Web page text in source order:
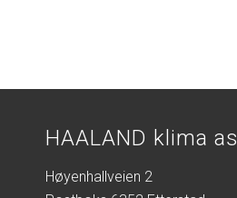
HAALAND klima as
Høyenhallveien 2